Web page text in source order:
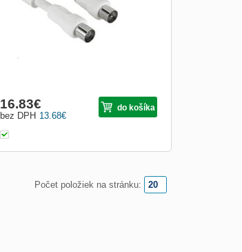
13.68€
bez DPH
16.83€ do košíka
Počet položiek na stránku: